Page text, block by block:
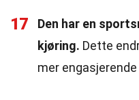
17
Den har en
kjøring. Dette
mer